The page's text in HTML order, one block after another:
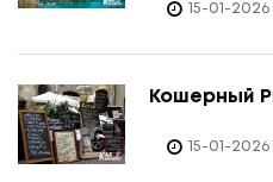
15-01-2026
Кошерный
15-01-2026